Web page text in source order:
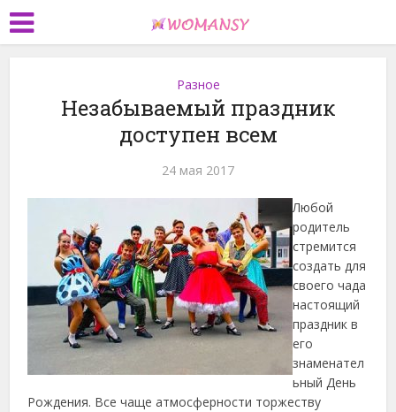
Разное
Незабываемый праздник
доступен всем
24 мая 2017
Любой
родитель
стремится
создать для
своего чада
настоящий
праздник в
его
знаменател
ьный День
Рождения. Все чаще атмосферности торжеству